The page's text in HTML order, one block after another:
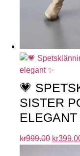
💗
SISTER
ELEGANT
kr999.00 kr